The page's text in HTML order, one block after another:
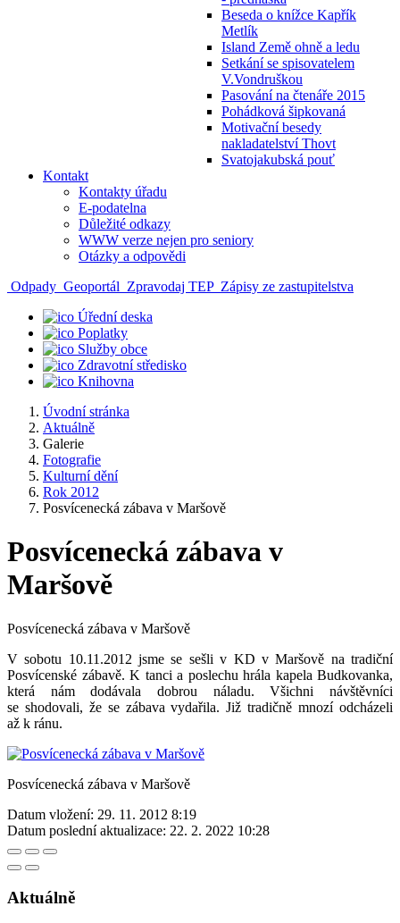
Beseda o knížce Kapřík
Metlík
Island Země ohně a ledu
Setkání se spisovatelem
V.Vondruškou
Pasování na čtenáře 2015
Pohádková šipkovaná
Motivační besedy
nakladatelství Thovt
Svatojakubská pouť
Kontakt
Kontakty úřadu
E-podatelna
Důležité odkazy
WWW verze nejen pro seniory
Otázky a odpovědi
Odpady Geoportál Zpravodaj TEP Zápisy ze zastupitelstva
Úřední deska
Poplatky
Služby obce
Zdravotní středisko
Knihovna
Úvodní stránka
Aktuálně
Galerie
Fotografie
Kulturní dění
Rok 2012
Posvícenecká zábava v Maršově
Posvícenecká zábava v
Maršově
Posvícenecká zábava v Maršově
V sobotu 10.11.2012 jsme se sešli v KD v Maršově na tradiční
Posvícenské zábavě. K tanci a poslechu hrála kapela Budkovanka,
která nám dodávala dobrou náladu. Všichni návštěvníci
se shodovali, že se zábava vydařila. Již tradičně mnozí odcházeli
až k ránu.
Posvícenecká zábava v Maršově
Datum vložení: 29. 11. 2012 8:19
Datum poslední aktualizace: 22. 2. 2022 10:28
Aktuálně